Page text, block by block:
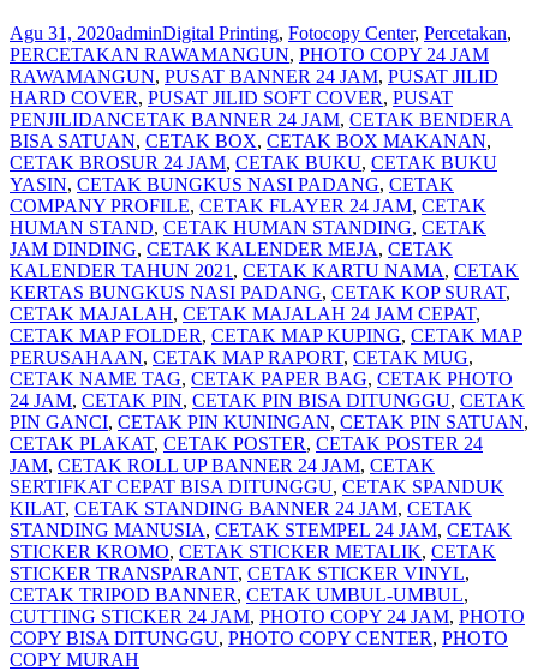
Agu 31, 2020adminDigital Printing, Fotocopy Center, Percetakan,
PERCETAKAN RAWAMANGUN, PHOTO COPY 24 JAM
RAWAMANGUN, PUSAT BANNER 24 JAM, PUSAT JILID
HARD COVER, PUSAT JILID SOFT COVER, PUSAT
PENJILIDANCETAK BANNER 24 JAM, CETAK BENDERA
BISA SATUAN, CETAK BOX, CETAK BOX MAKANAN,
CETAK BROSUR 24 JAM, CETAK BUKU, CETAK BUKU
YASIN, CETAK BUNGKUS NASI PADANG, CETAK
COMPANY PROFILE, CETAK FLAYER 24 JAM, CETAK
HUMAN STAND, CETAK HUMAN STANDING, CETAK
JAM DINDING, CETAK KALENDER MEJA, CETAK
KALENDER TAHUN 2021 , CETAK KARTU NAMA, CETAK
KERTAS BUNGKUS NASI PADANG, CETAK KOP SURAT,
CETAK MAJALAH, CETAK MAJALAH 24 JAM CEPAT,
CETAK MAP FOLDER, CETAK MAP KUPING, CETAK MAP
PERUSAHAAN, CETAK MAP RAPORT, CETAK MUG,
CETAK NAME TAG, CETAK PAPER BAG, CETAK PHOTO
24 JAM, CETAK PIN, CETAK PIN BISA DITUNGGU, CETAK
PIN GANCI, CETAK PIN KUNINGAN, CETAK PIN SATUAN,
CETAK PLAKAT, CETAK POSTER, CETAK POSTER 24
JAM, CETAK ROLL UP BANNER 24 JAM, CETAK
SERTIFKAT CEPAT BISA DITUNGGU, CETAK SPANDUK
KILAT, CETAK STANDING BANNER 24 JAM, CETAK
STANDING MANUSIA, CETAK STEMPEL 24 JAM, CETAK
STICKER KROMO, CETAK STICKER METALIK, CETAK
STICKER TRANSPARANT, CETAK STICKER VINYL,
CETAK TRIPOD BANNER, CETAK UMBUL-UMBUL,
CUTTING STICKER 24 JAM, PHOTO COPY 24 JAM, PHOTO
COPY BISA DITUNGGU, PHOTO COPY CENTER, PHOTO
COPY MURAH